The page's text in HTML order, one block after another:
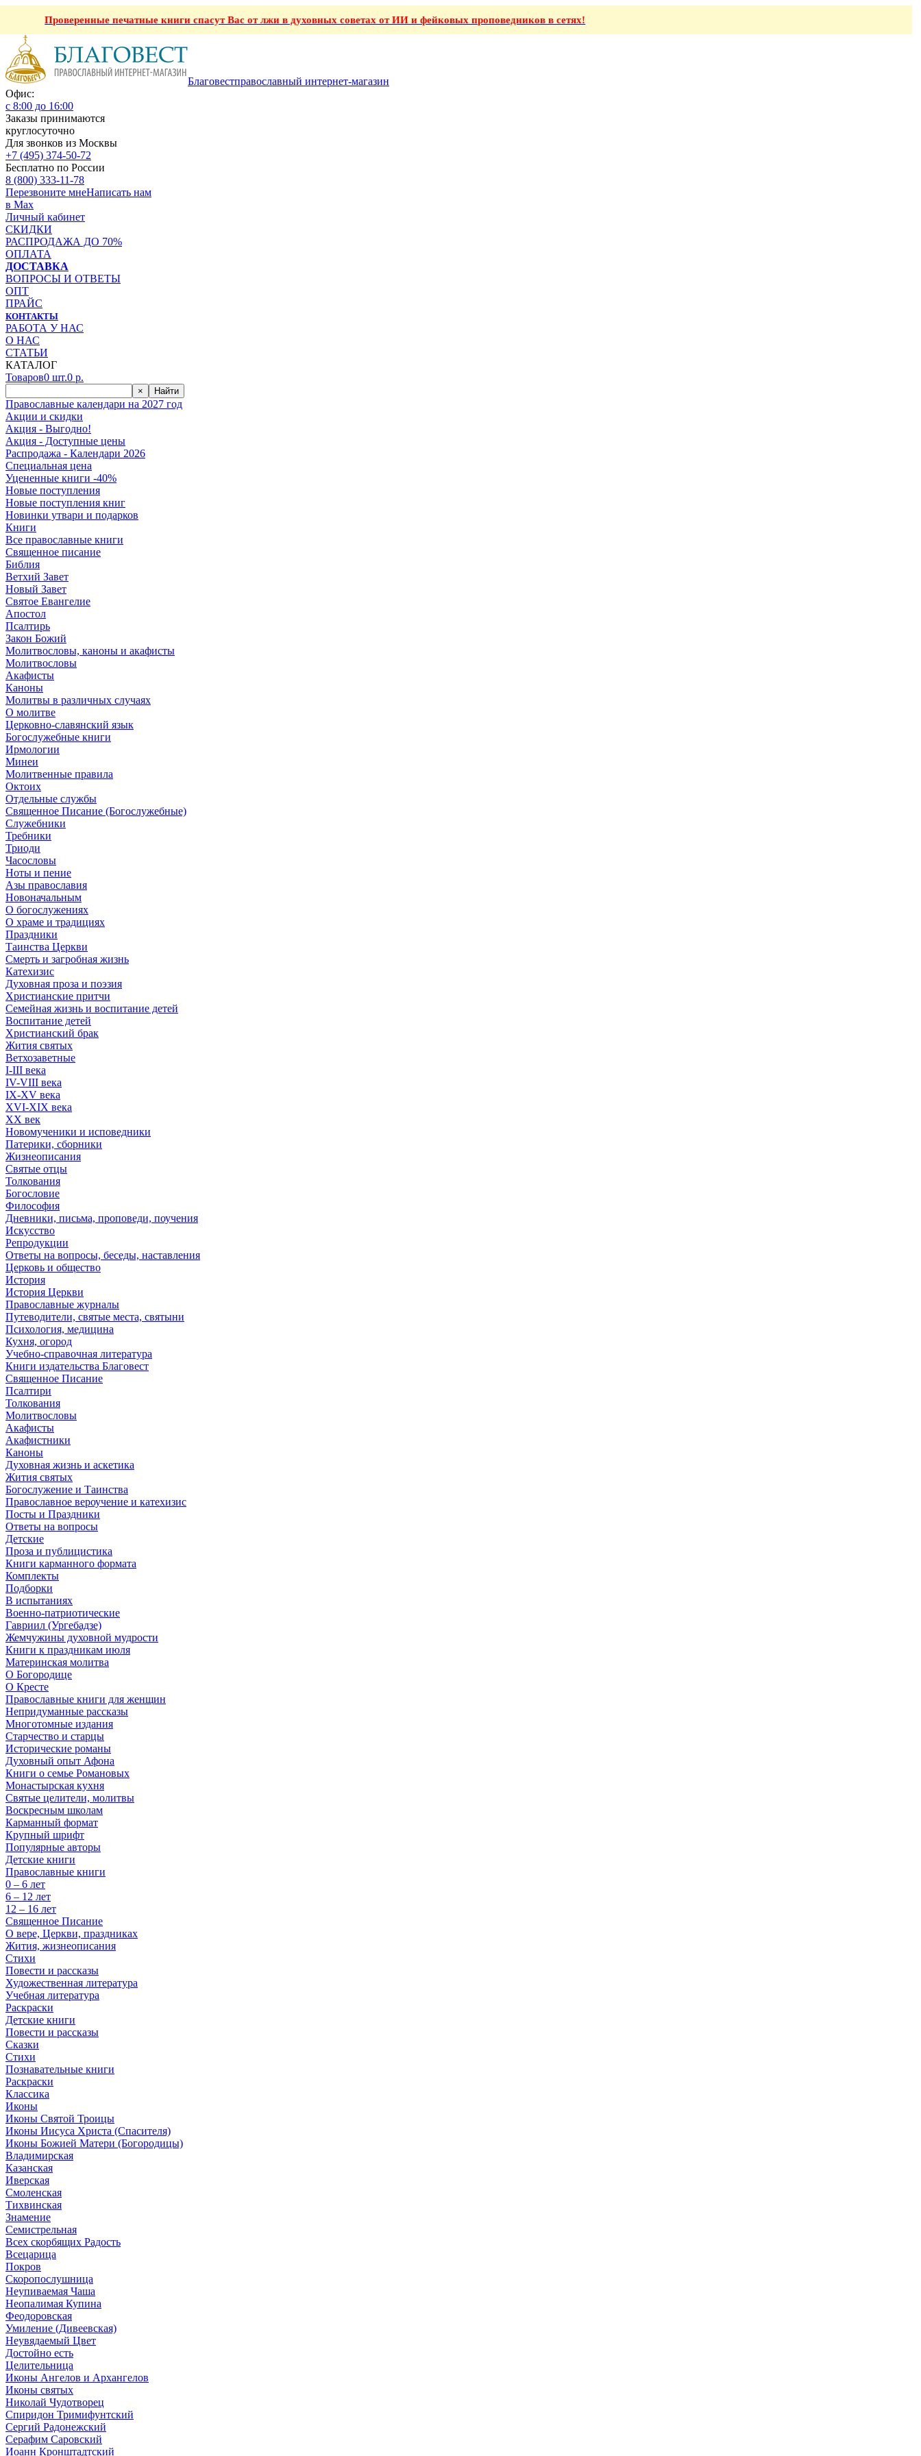
Проверенные печатные книги спасут Вас от лжи в духовных советах от ИИ и фейковых проповедников в сетях!
Благовестправославный интернет-магазин
Офис:
с 8:00 до 16:00
Заказы принимаются
круглосуточно
Для звонков из Москвы
+7 (495) 374-50-72
Бесплатно по России
8 (800) 333-11-78
Перезвоните мнеНаписать нам
в Max
Личный кабинет
СКИДКИ
РАСПРОДАЖА ДО 70%
ОПЛАТА
ДОСТАВКА
ВОПРОСЫ И ОТВЕТЫ
ОПТ
ПРАЙС
КОНТАКТЫ
РАБОТА У НАС
О НАС
СТАТЬИ
КАТАЛОГ
Товаров0 шт.0 р.
× Найти
Православные календари на 2027 год
Акции и скидки
Акция - Выгодно!
Акция - Доступные цены
Распродажа - Календари 2026
Специальная цена
Уцененные книги -40%
Новые поступления
Новые поступления книг
Новинки утвари и подарков
Книги
Все православные книги
Священное писание
Библия
Ветхий Завет
Новый Завет
Святое Евангелие
Апостол
Псалтирь
Закон Божий
Молитвословы, каноны и акафисты
Молитвословы
Акафисты
Каноны
Молитвы в различных случаях
О молитве
Церковно-славянский язык
Богослужебные книги
Ирмологии
Минеи
Молитвенные правила
Октоих
Отдельные службы
Священное Писание (Богослужебные)
Служебники
Требники
Триоди
Часословы
Ноты и пение
Азы православия
Новоначальным
О богослужениях
О храме и традициях
Праздники
Таинства Церкви
Смерть и загробная жизнь
Катехизис
Духовная проза и поэзия
Христианские притчи
Семейная жизнь и воспитание детей
Воспитание детей
Христианский брак
Жития святых
Ветхозаветные
I-III века
IV-VIII века
IX-XV века
XVI-XIX века
XX век
Новомученики и исповедники
Патерики, сборники
Жизнеописания
Святые отцы
Толкования
Богословие
Философия
Дневники, письма, проповеди, поучения
Искусство
Репродукции
Ответы на вопросы, беседы, наставления
Церковь и общество
История
История Церкви
Православные журналы
Путеводители, святые места, святыни
Психология, медицина
Кухня, огород
Учебно-справочная литература
Книги издательства Благовест
Священное Писание
Псалтири
Толкования
Молитвословы
Акафисты
Акафистники
Каноны
Духовная жизнь и аскетика
Жития святых
Богослужение и Таинства
Православное вероучение и катехизис
Посты и Праздники
Ответы на вопросы
Детские
Проза и публицистика
Книги карманного формата
Комплекты
Подборки
В испытаниях
Военно-патриотические
Гавриил (Ургебадзе)
Жемчужины духовной мудрости
Книги к праздникам июля
Материнская молитва
О Богородице
О Кресте
Православные книги для женщин
Непридуманные рассказы
Многотомные издания
Старчество и старцы
Исторические романы
Духовный опыт Афона
Книги о семье Романовых
Монастырская кухня
Святые целители, молитвы
Воскресным школам
Карманный формат
Крупный шрифт
Популярные авторы
Детские книги
Православные книги
0 – 6 лет
6 – 12 лет
12 – 16 лет
Священное Писание
О вере, Церкви, праздниках
Жития, жизнеописания
Стихи
Повести и рассказы
Художественная литература
Учебная литература
Раскраски
Детские книги
Повести и рассказы
Сказки
Стихи
Познавательные книги
Раскраски
Классика
Иконы
Иконы Святой Троицы
Иконы Иисуса Христа (Спасителя)
Иконы Божией Матери (Богородицы)
Владимирская
Казанская
Иверская
Смоленская
Тихвинская
Знамение
Семистрельная
Всех скорбящих Радость
Всецарица
Покров
Скоропослушница
Неупиваемая Чаша
Неопалимая Купина
Феодоровская
Умиление (Дивеевская)
Неувядаемый Цвет
Достойно есть
Целительница
Иконы Ангелов и Архангелов
Иконы святых
Николай Чудотворец
Спиридон Тримифунтский
Сергий Радонежский
Серафим Саровский
Иоанн Кронштадтский